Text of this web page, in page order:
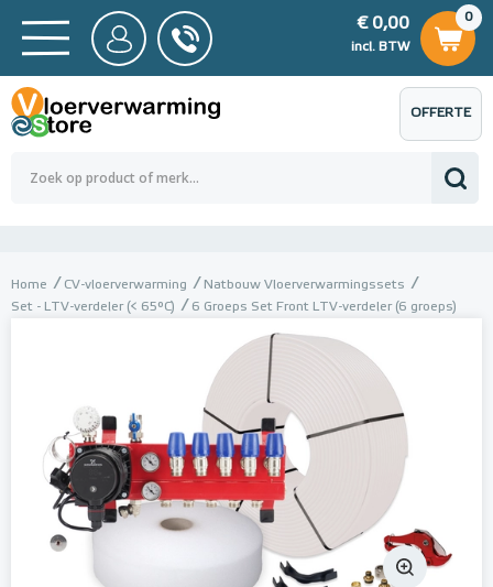
BTW
0,00
0
€ 0,00
incl. BTW
€ 0,00
OFFERTE
AANVRAGEN
Home CV-vloerverwarming
Natbouw Vloerverwarmingssets
Set - LTV-verdeler (< 65°C)
6 Groeps Set Front LTV-verdeler (6 groeps)